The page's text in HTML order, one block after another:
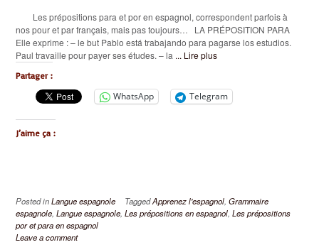
Les prépositions para et por en espagnol, correspondent parfois à
nos pour et par français, mais pas toujours… LA PRÉPOSITION PARA
Elle exprime : – le but Pablo está trabajando para pagarse los estudios.
Paul travaille pour payer ses études. – la ... Lire plus
Partager :
WhatsApp Telegram
J’aime ça :
Posted inLangue espagnole TaggedApprenez l'espagnol, Grammaire
espagnole, Langue espagnole, Les prépositions en espagnol, Les prépositions
por et para en espagnol
Leave a comment